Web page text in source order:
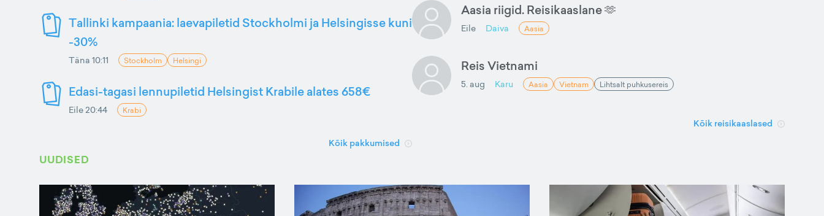
Tallinki kampaania: laevapiletid Stockholmi ja Helsingisse kuni
-30%
Täna 10:11 Stockholm Helsingi
Edasi-tagasi lennupiletid Helsingist Krabile alates 658€
Eile 20:44 Krabi
Kõik pakkumised
Aasia riigid. Reisikaaslane 🫶
Eile Daiva Aasia
Reis Vietnami
5. aug Karu Aasia Vietnam Lihtsalt puhkusereis
Kõik reisikaaslased
UUDISED